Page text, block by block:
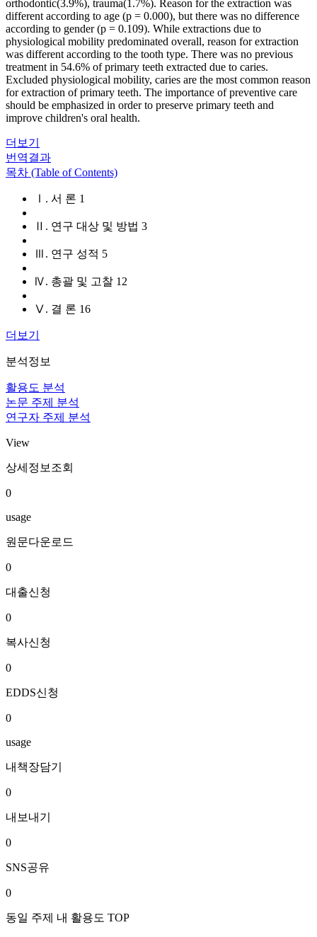
orthodontic(3.9%), trauma(1.7%). Reason for the extraction was
different according to age (p = 0.000), but there was no difference
according to gender (p = 0.109). While extractions due to
physiological mobility predominated overall, reason for extraction
was different according to the tooth type. There was no previous
treatment in 54.6% of primary teeth extracted due to caries.
Excluded physiological mobility, caries are the most common reason
for extraction of primary teeth. The importance of preventive care
should be emphasized in order to preserve primary teeth and
improve children's oral health.
더보기
번역결과
목차 (Table of Contents)
Ⅰ. 서 론 1
Ⅱ. 연구 대상 및 방법 3
Ⅲ. 연구 성적 5
Ⅳ. 총괄 및 고찰 12
Ⅴ. 결 론 16
더보기
분석정보
활용도 분석
논문 주제 분석
연구자 주제 분석
View
상세정보조회
0
usage
원문다운로드
0
대출신청
0
복사신청
0
EDDS신청
0
usage
내책장담기
0
내보내기
0
SNS공유
0
동일 주제 내 활용도 TOP